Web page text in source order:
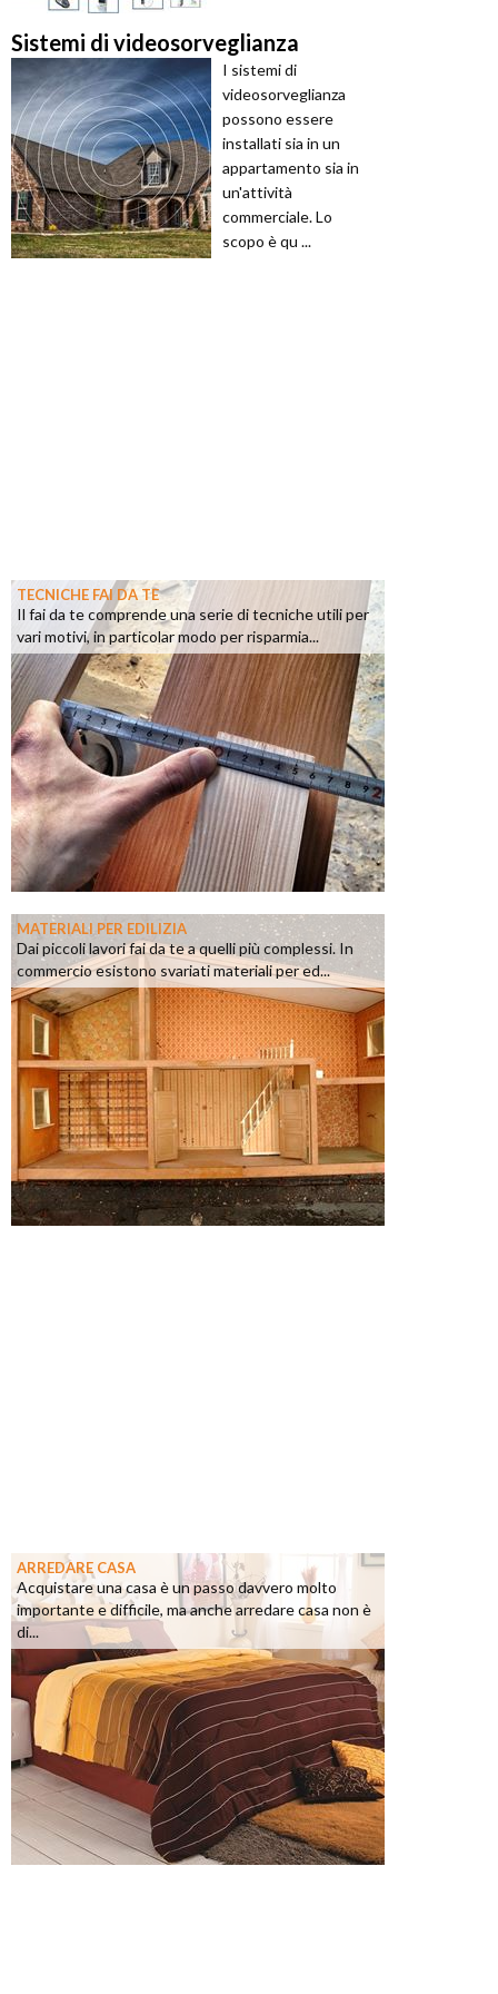
Sistemi di videosorveglianza
I sistemi di
videosorveglianza
possono essere
installati sia in un
appartamento sia in
un'attività
commerciale. Lo
scopo è qu ...
TECNICHE FAI DA TE
Il fai da te comprende una serie di tecniche utili per
vari motivi, in particolar modo per risparmia...
MATERIALI PER EDILIZIA
Dai piccoli lavori fai da te a quelli più complessi. In
commercio esistono svariati materiali per ed...
ARREDARE CASA
Acquistare una casa è un passo davvero molto
importante e difficile, ma anche arredare casa non è
di...